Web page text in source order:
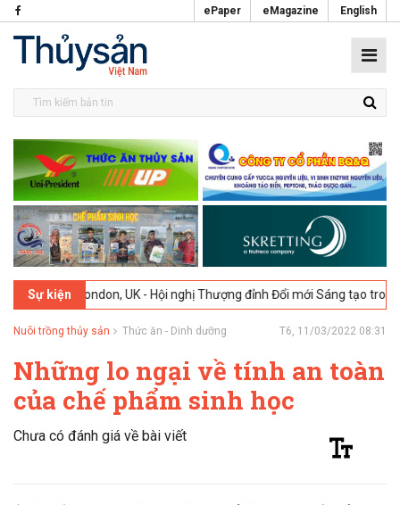
ePaper eMagazine English
Sự kiện
London, UK - Hội nghị Thượng đỉnh Đổi mới Sáng tạo trong Ngành
Nuôi trồng thủy sản Thức ăn - Dinh dưỡng T6, 11/03/2022 08:31
Những lo ngại về tính an toàn
của chế phẩm sinh học
Chưa có đánh giá về bài viết